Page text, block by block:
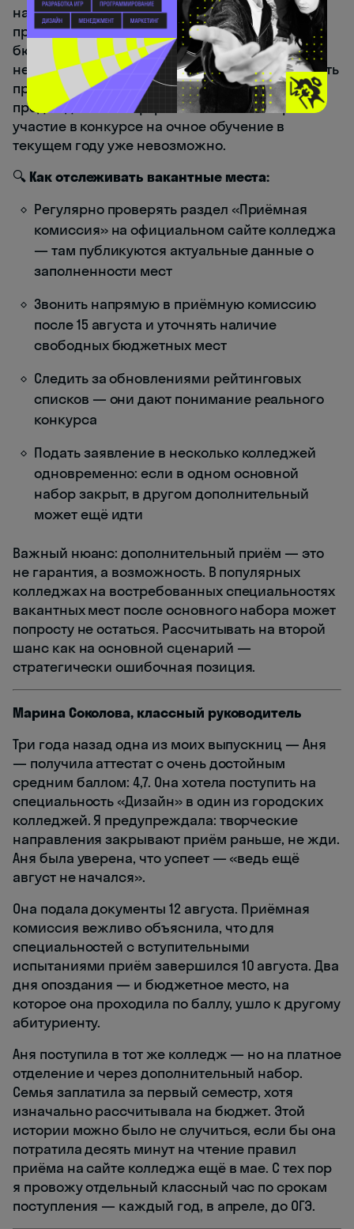
наличии вакантных мест на своём сайте и в
приёмной комиссии. Если свободные
бюджетные или платные места остались
незаполненными, учреждение вправе продлить
приём до 25 ноября . Это жёсткий верхний
предел для очной формы: после 25 ноября
участие в конкурсе на очное обучение в
текущем году уже невозможно.
🔍 Как отслеживать вакантные места:
Регулярно проверять раздел «Приёмная
комиссия» на официальном сайте колледжа
— там публикуются актуальные данные о
заполненности мест
Звонить напрямую в приёмную комиссию
после 15 августа и уточнять наличие
свободных бюджетных мест
Следить за обновлениями рейтинговых
списков — они дают понимание реального
конкурса
Подать заявление в несколько колледжей
одновременно: если в одном основной
набор закрыт, в другом дополнительный
может ещё идти
Важный нюанс: дополнительный приём — это
не гарантия, а возможность. В популярных
колледжах на востребованных специальностях
вакантных мест после основного набора может
попросту не остаться. Рассчитывать на второй
шанс как на основной сценарий —
стратегически ошибочная позиция.
Марина Соколова, классный руководитель
Три года назад одна из моих выпускниц — Аня
— получила аттестат с очень достойным
средним баллом: 4,7. Она хотела поступить на
специальность «Дизайн» в один из городских
колледжей. Я предупреждала: творческие
направления закрывают приём раньше, не жди.
Аня была уверена, что успеет — «ведь ещё
август не начался».
Она подала документы 12 августа. Приёмная
комиссия вежливо объяснила, что для
специальностей с вступительными
испытаниями приём завершился 10 августа. Два
дня опоздания — и бюджетное место, на
которое она проходила по баллу, ушло к другому
абитуриенту.
Аня поступила в тот же колледж — но на платное
отделение и через дополнительный набор.
Семья заплатила за первый семестр, хотя
изначально рассчитывала на бюджет. Этой
истории можно было не случиться, если бы она
потратила десять минут на чтение правил
приёма на сайте колледжа ещё в мае. С тех пор
я провожу отдельный классный час по срокам
поступления — каждый год, в апреле, до ОГЭ.